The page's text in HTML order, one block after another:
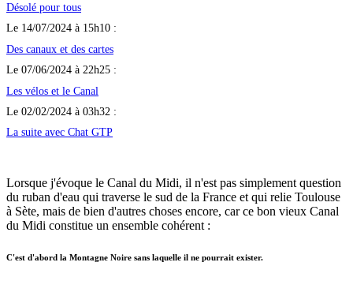
Désolé pour tous
Le 14/07/2024 à 15h10 :
Des canaux et des cartes
Le 07/06/2024 à 22h25 :
Les vélos et le Canal
Le 02/02/2024 à 03h32 :
La suite avec Chat GTP
Lorsque j'évoque le Canal du Midi, il n'est pas simplement question
du ruban d'eau qui traverse le sud de la France et qui relie Toulouse
à Sète, mais de bien d'autres choses encore, car ce bon vieux Canal
du Midi constitue un ensemble cohérent :
C'est d'abord la Montagne Noire sans laquelle il ne pourrait exister.